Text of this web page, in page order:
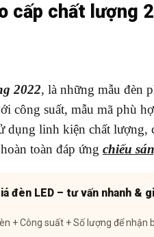
cấp chất lượng
2022, là những mẫu đèn
công suất, mẫu mã phù
dụng linh kiện chất lượng,
toàn đáp ứng chiếu
đèn LED – tư vấn nhanh &
+ Công suất + Số lượng để nhận